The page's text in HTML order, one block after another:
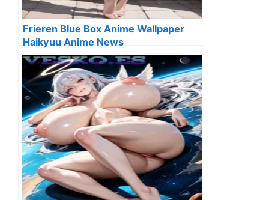
Frieren Blue Box Anime Wallpaper
Haikyuu Anime News